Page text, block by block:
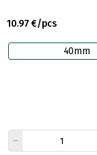
10.97 €/pcs
40mm